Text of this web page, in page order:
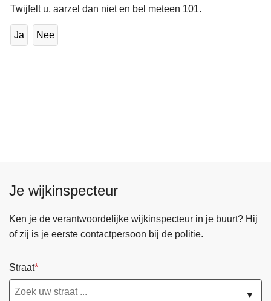
Twijfelt u, aarzel dan niet en bel meteen 101.
Ja Nee
Je wijkinspecteur
Ken je de verantwoordelijke wijkinspecteur in je buurt? Hij
of zij is je eerste contactpersoon bij de politie.
Straat
▼